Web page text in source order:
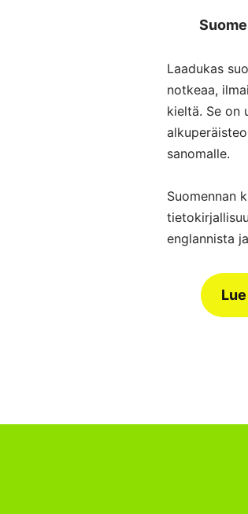
Laadukas
notkeaa,
kieltä. Se on
sanomalle.
Suomennan
englannista